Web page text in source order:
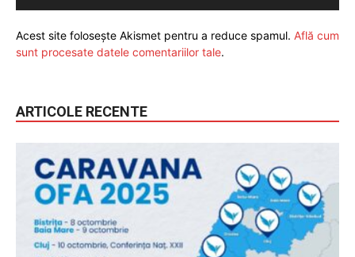
Acest site folosește Akismet pentru a reduce spamul. Află cum
sunt procesate datele comentariilor tale.
ARTICOLE RECENTE